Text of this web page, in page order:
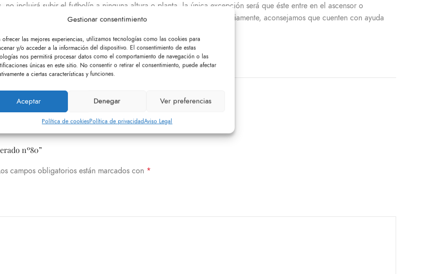
Gestionar consentimiento
ofrecer las mejores experiencias, utilizamos tecnologías como las cookies para
y/o acceder a la información del dispositivo. El consentimiento de estas
nos permitirá procesar datos como el comportamiento de navegación o las
únicas en este sitio. No consentir o retirar el consentimiento, puede afectar
a ciertas características y funciones.
Aceptar Denegar Ver preferencias
Política de cookiesPolítica de privacidadAviso Legal
no incluirá subir el futbolín a ninguna altura o planta, la única excepción será que éste entre en el ascensor o
fácil, sin más ayuda que el personal del transporte. Por eso, previamente, aconsejamos que cuenten con ayuda
se trata de un bulto voluminoso y pesado.
o cualquier servicio pídanos presupuesto.
nº80”
campos obligatorios están marcados con *